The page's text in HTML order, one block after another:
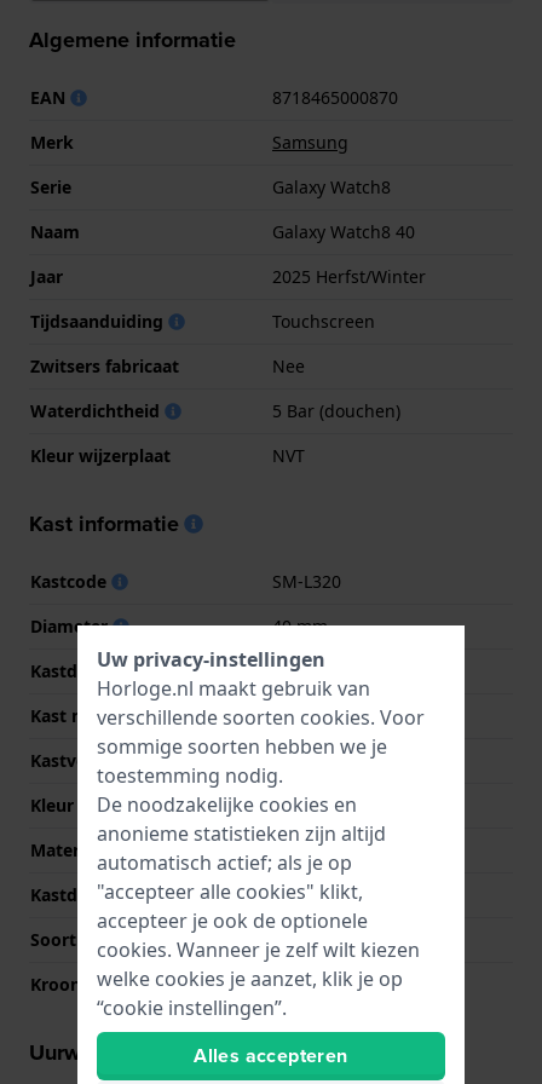
Algemene informatie
EAN
8718465000870
Merk
Samsung
Serie
Galaxy Watch8
Naam
Galaxy Watch8 40
Jaar
2025 Herfst/Winter
Tijdsaanduiding
Touchscreen
Zwitsers fabricaat
Nee
Waterdichtheid
5 Bar (douchen)
Kleur wijzerplaat
NVT
Kast informatie
Kastcode
SM-L320
Diameter
40 mm
Kastdikte
8.6 mm
Kast materiaal
Aluminium
Kastvorm
Rond
Kleur kast
Zilver
Materiaal kastdeksel
Kunsthars
Kastdeksel
Hartslagmeter
Soort glas
Saffier
Kroon
NVT
Uurwerk informatie
Uw privacy-instellingen
Horloge.nl maakt gebruik van
verschillende soorten cookies. Voor
sommige soorten hebben we je
toestemming nodig.
De noodzakelijke cookies en
anonieme statistieken zijn altijd
automatisch actief; als je op
"accepteer alle cookies" klikt,
accepteer je ook de optionele
cookies. Wanneer je zelf wilt kiezen
welke cookies je aanzet, klik je op
“cookie instellingen”.
Alles accepteren